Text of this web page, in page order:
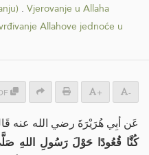
. Vjerovanje u Allaha
Allahove jednoće u
+ -
عَن أبِي هُرَيْرَةَ رضي الله عنه
كُنَّا قُعُودًا حَوْلَ رَسُولِ اللهِ